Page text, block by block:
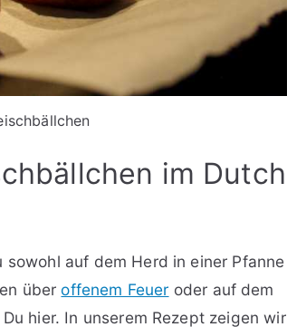
im Dutch
auf dem Herd in einer Pfanne
über offenem Feuer oder auf dem
hier. In unserem Rezept zeigen wir